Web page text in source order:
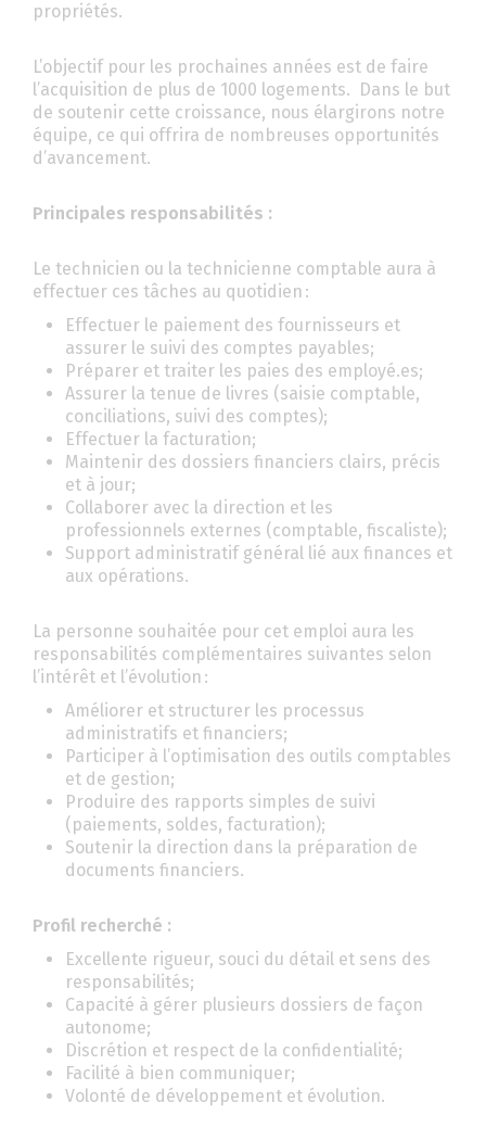
propriétés.
L’objectif pour les prochaines années est de faire
l’acquisition de plus de 1000 logements. Dans le but
de soutenir cette croissance, nous élargirons notre
équipe, ce qui offrira de nombreuses opportunités
d’avancement.
Principales responsabilités :
Le technicien ou la technicienne comptable aura à
effectuer ces tâches au quotidien :
Effectuer le paiement des fournisseurs et
assurer le suivi des comptes payables;
Préparer et traiter les paies des employé.es;
Assurer la tenue de livres (saisie comptable,
conciliations, suivi des comptes);
Effectuer la facturation;
Maintenir des dossiers financiers clairs, précis
et à jour;
Collaborer avec la direction et les
professionnels externes (comptable, fiscaliste);
Support administratif général lié aux finances et
aux opérations.
La personne souhaitée pour cet emploi aura les
responsabilités complémentaires suivantes selon
l’intérêt et l’évolution :
Améliorer et structurer les processus
administratifs et financiers;
Participer à l’optimisation des outils comptables
et de gestion;
Produire des rapports simples de suivi
(paiements, soldes, facturation);
Soutenir la direction dans la préparation de
documents financiers.
Profil recherché :
Excellente rigueur, souci du détail et sens des
responsabilités;
Capacité à gérer plusieurs dossiers de façon
autonome;
Discrétion et respect de la confidentialité;
Facilité à bien communiquer;
Volonté de développement et évolution.